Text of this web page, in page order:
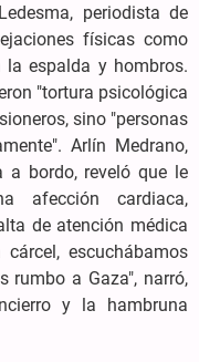
periodista de
físicas como
la espalda y hombros.
"tortura psicológica
sino "personas
Arlín Medrano,
a bordo, reveló que le
afección cardiaca,
de atención médica
escuchábamos
rumbo a Gaza", narró,
y la hambruna